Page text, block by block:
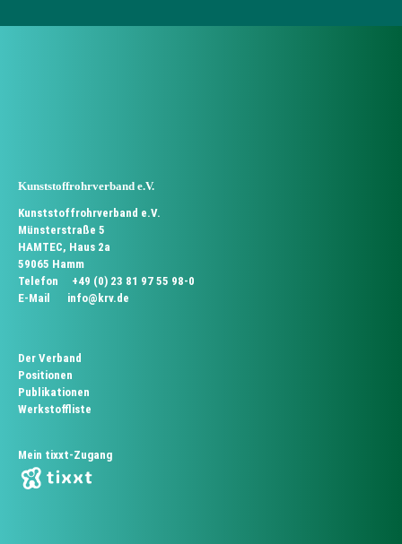
Kunststoffrohrverband e.V.
Kunststoffrohrverband e.V.
Münsterstraße 5
HAMTEC, Haus 2a
59065 Hamm
Telefon
+49 (0) 23 81 97 55 98-0
E-Mail
info@krv.de
Der Verband
Positionen
Publikationen
Werkstoffliste
Mein tixxt-Zugang